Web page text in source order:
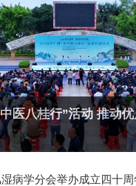
医八桂行”活动 推动
病学分会举办成立四十周